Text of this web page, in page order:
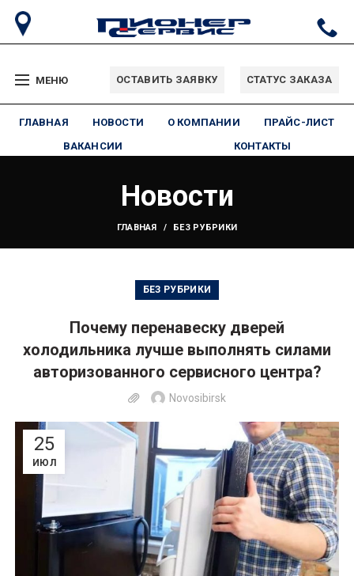
МЕНЮ ОСТАВИТЬ ЗАЯВКУ СТАТУС ЗАКАЗА
ГЛАВНАЯ НОВОСТИ О КОМПАНИИ
ПРАЙС-ЛИСТ
ВАКАНСИИ
КОНТАКТЫ
Новости
ГЛАВНАЯ БЕЗ РУБРИКИ
БЕЗ РУБРИКИ
Почему перенавеску дверей
холодильника лучше выполнять силами
авторизованного сервисного центра?
Novosibirsk
25
ИЮЛ